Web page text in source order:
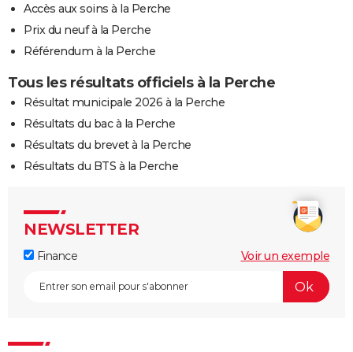
Accès aux soins à la Perche
Prix du neuf à la Perche
Référendum à la Perche
Tous les résultats officiels à la Perche
Résultat municipale 2026 à la Perche
Résultats du bac à la Perche
Résultats du brevet à la Perche
Résultats du BTS à la Perche
NEWSLETTER
Finance Voir un exemple